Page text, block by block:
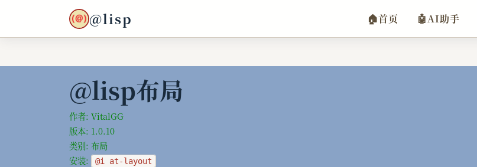
@lisp 🏠首页 🤖AI助手
@lisp布局
作者: VitalGG
版本: 1.0.10
类别: 布局
安装:
@i at-layout